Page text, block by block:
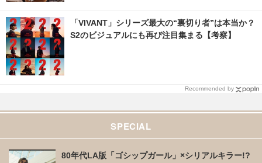
「VIVANT」シリーズ最大の“裏切り者”は本当か？
S2のビジュアルにも再び注目集まる【考察】
Recommended by
SPECIAL
80年代LA版「ゴシップガール」×シリアルキラー!?